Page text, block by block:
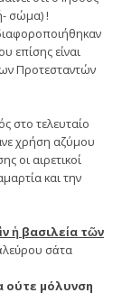
σώμα) !
επίσης είναι
Προτεσταντών
στο τελευταίο
χρήση αζύμου
οι αιρετικοί
και την
ἡ βασιλεία τῶν
σάτα
ούτε μόλυνση